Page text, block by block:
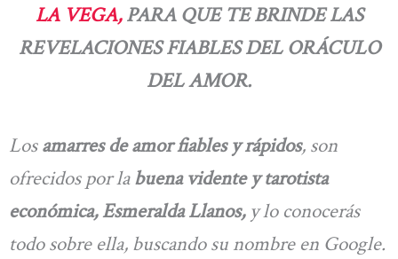
LA VEGA,PARA QUE TE BRINDE LAS
REVELACIONES FIABLES DEL ORÁCULO
DEL AMOR.
Losamarres de amor fiables y rápidos, son
ofrecidos por labuena vidente y tarotista
económica, Esmeralda Llanos, y lo conocerás
todo sobre ella, buscando su nombre en Google.